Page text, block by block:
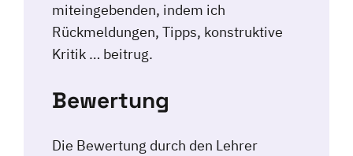
miteingebenden, indem ich
Rückmeldungen, Tipps, konstruktive
Kritik … beitrug.
Bewertung
Die Bewertung durch den Lehrer